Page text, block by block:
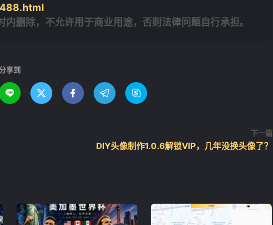
删除，不允许用于商业用途，否则法律问题自行承担。
享到
    
下一篇
DIY头像制作1.0.6解锁VIP，几年没换头像了？